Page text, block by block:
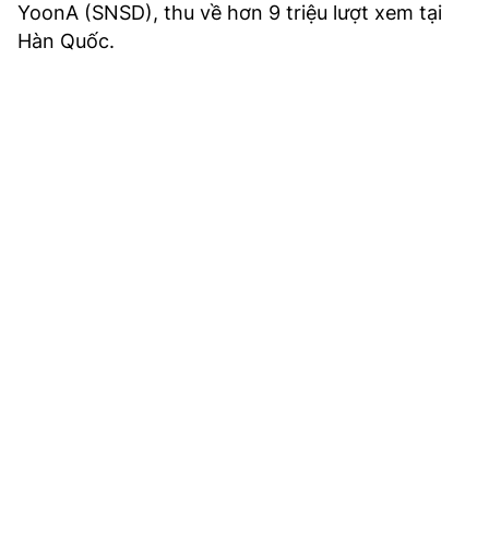
YoonA (SNSD), thu về hơn 9 triệu lượt xem tại
Hàn Quốc.